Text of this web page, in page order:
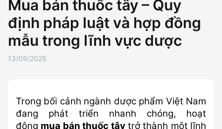
Liên hệ
Số điện thoại hỗ trợ:
0977 523 155
Liên kết nhanh
hợp đồng mẫu trong
lĩnh vực dược
Mua bán thuốc tây – Quy
định pháp luật và hợp đồng
mẫu trong lĩnh vực dược
13/09/2025
Trong bối cảnh ngành dược phẩm Việt Nam
đang phát triển nhanh chóng, hoạt
động mua bán thuốc tây trở thành một lĩnh